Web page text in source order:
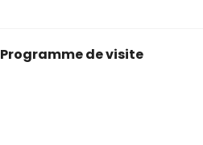
Programme de visite